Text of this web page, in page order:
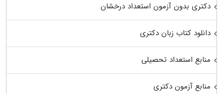
دکتری بدون آزمون استعداد درخشان
دانلود کتاب زبان دکتری
منابع استعداد تحصیلی
منابع آزمون دکتری